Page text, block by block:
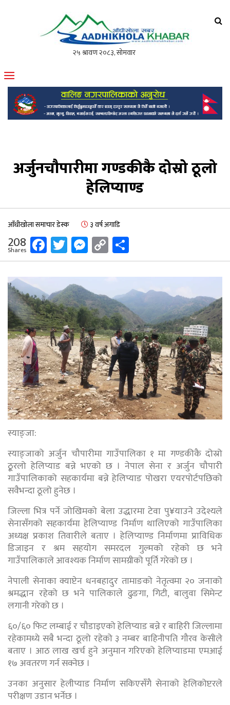
मोफसलकै लोकप्रिय अनलाइन पत्रिका
अर्जुनचौपारीमा गण्डकीकै दोस्रो ठूलो
हेलिप्याण्ड
आँधीखोला समाचार डेस्क ३ वर्ष अगाडि
208
Shares Facebook
Twitter
Messenger
Copy
Link
स्याङ्जा:
स्याङ्जाको अर्जुन चौपारीमा गाउँपालिका १ मा गण्डकीकै दोस्रो
ठू्रलो हेलिप्याड बन्ने भएको छ । नेपाल सेना र अर्जुन चौपारी
गाउँपालिकाको सहकार्यमा बन्ने हेलिप्याड पोखरा एयरपोर्टपछिको
सवैभन्दा ठूलो हुनेछ ।
जिल्ला भित्र पर्ने जोखिमको बेला उद्धारमा टेवा पु¥याउने उदेश्यले
सेनासँगको सहकार्यमा हेलिप्याण्ड निर्माण थालिएको गाउँपालिका
अध्यक्ष प्रकाश तिवारीले बताए । हेलिप्याण्ड निर्माणमा प्राविधिक
डिजाइन र श्रम सहयोग समरदल गुल्मको रहेको छ भने
गाउँपालिकाले आवश्यक निर्माण सामग्रीको पूर्ति गरेको छ ।
नेपाली सेनाका क्याप्टेन धनबहादुर तामाङको नेतृत्वमा २० जनाको
श्रमद्धान रहेको छ भने पालिकाले ढुङगा, गिटी, बालुवा सिमेन्ट
लगानी गरेको छ ।
६०/६० फिट लम्बाई र चौडाइएको हेलिप्याड बन्ने र बाहिरी जिल्लामा
रहेकामध्ये सबै भन्दा ठूलो रहेको ३ नम्बर बाहिनीपति गौरव केसीले
बताए । आठ लाख खर्च हुने अनुमान गरिएको हेलिप्याडमा एमआई
१७ अवतरण गर्न सक्नेछ ।
उनका अनुसार हेलीप्याड निर्माण सकिएसँगै सेनाको हेलिकोप्टरले
परीक्षण उडान भर्नेछ ।